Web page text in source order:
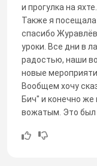
и прогулка на яхте.
Также я посещала
спасибо
уроки. Все дни в
радостью, наши
новые
Вообщем хочу
Бич" и конечно
вожатым. Это был